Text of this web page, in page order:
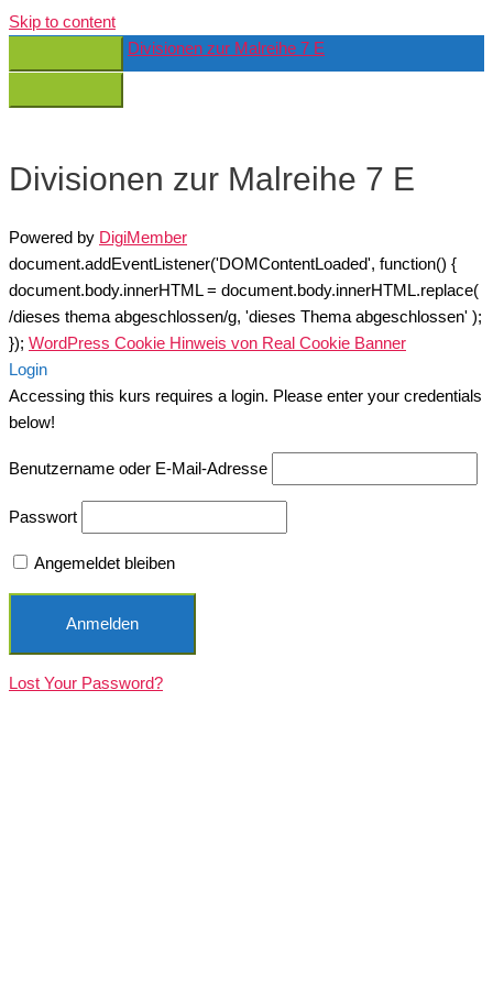
Skip to content
Divisionen zur Malreihe 7 E
Divisionen zur Malreihe 7 E
Powered by DigiMember
document.addEventListener('DOMContentLoaded', function() {
document.body.innerHTML = document.body.innerHTML.replace(
/dieses thema abgeschlossen/g, 'dieses Thema abgeschlossen' );
}); WordPress Cookie Hinweis von Real Cookie Banner
Login
Accessing this kurs requires a login. Please enter your credentials
below!
Benutzername oder E-Mail-Adresse
Passwort
Angemeldet bleiben
Lost Your Password?